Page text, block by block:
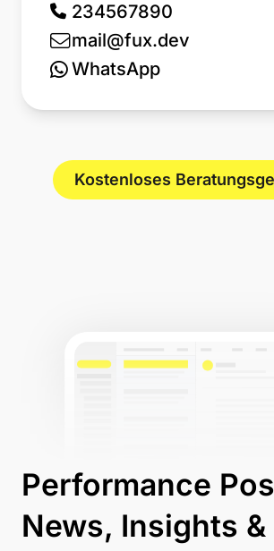
234567890
mail@fux.dev
WhatsApp
Kostenloses
Performance
News, Insights &